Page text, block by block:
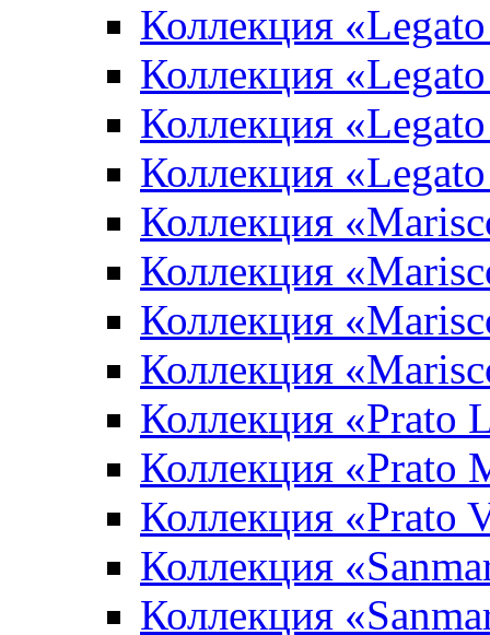
Коллекция
Коллекция
Коллекция
Коллекция
Коллекция
Коллекция
Коллекция
Коллекция
Коллекция «Prato
Коллекция «Prato
Коллекция «Prato
Коллекция
Коллекция